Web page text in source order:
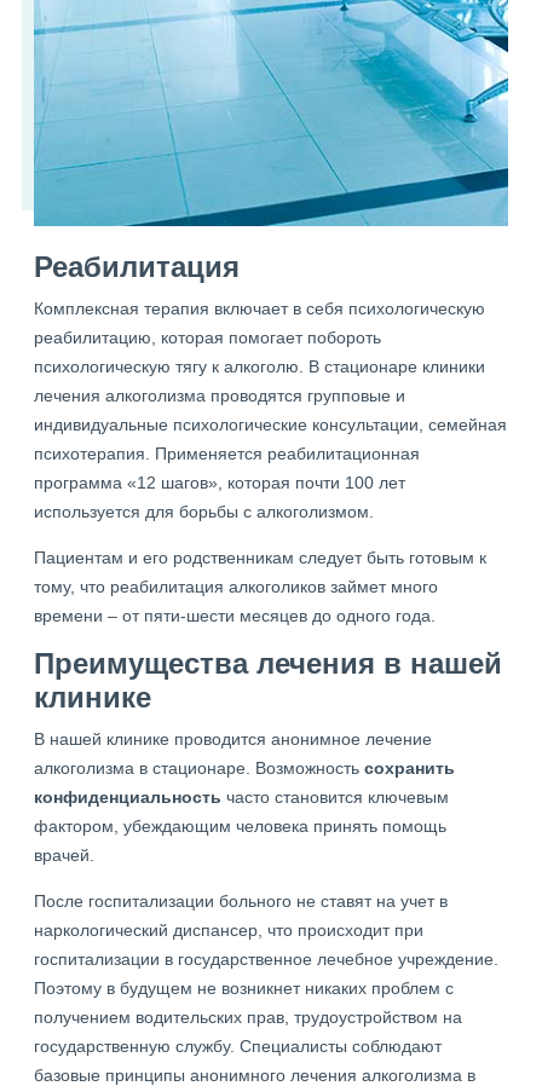
Реабилитация
Комплексная терапия включает в себя психологическую
реабилитацию, которая помогает побороть
психологическую тягу к алкоголю. В стационаре клиники
лечения алкоголизма проводятся групповые и
индивидуальные психологические консультации, семейная
психотерапия. Применяется реабилитационная
программа «12 шагов», которая почти 100 лет
используется для борьбы с алкоголизмом.
Пациентам и его родственникам следует быть готовым к
тому, что реабилитация алкоголиков займет много
времени – от пяти-шести месяцев до одного года.
Преимущества лечения в нашей
клинике
В нашей клинике проводится анонимное лечение
алкоголизма в стационаре. Возможность сохранить
конфиденциальность часто становится ключевым
фактором, убеждающим человека принять помощь
врачей.
После госпитализации больного не ставят на учет в
наркологический диспансер, что происходит при
госпитализации в государственное лечебное учреждение.
Поэтому в будущем не возникнет никаких проблем с
получением водительских прав, трудоустройством на
государственную службу. Специалисты соблюдают
базовые принципы анонимного лечения алкоголизма в